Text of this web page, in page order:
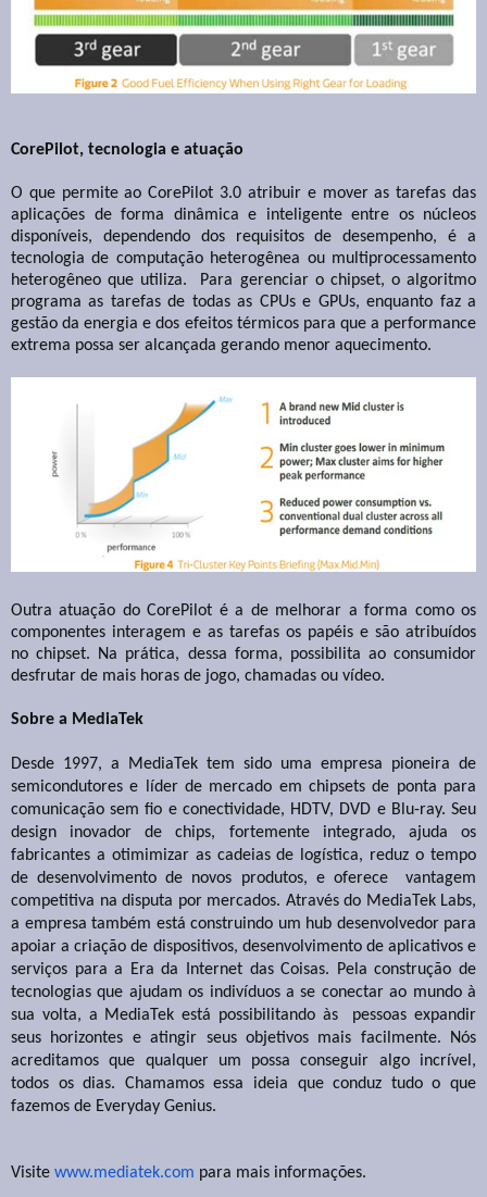
CorePilot, tecnologia e atuação
O que permite ao CorePilot 3.0 atribuir e mover as tarefas das
aplicações de forma dinâmica e inteligente entre os núcleos
disponíveis, dependendo dos requisitos de desempenho, é a
tecnologia de computação heterogênea ou multiprocessamento
heterogêneo que utiliza. Para gerenciar o chipset, o algoritmo
programa as tarefas de todas as CPUs e GPUs, enquanto faz a
gestão da energia e dos efeitos térmicos para que a performance
extrema possa ser alcançada gerando menor aquecimento.
Outra atuação do CorePilot é a de melhorar a forma como os
componentes interagem e as tarefas os papéis e são atribuídos
no chipset. Na prática, dessa forma, possibilita ao consumidor
desfrutar de mais horas de jogo, chamadas ou vídeo.
Sobre a MediaTek
Desde 1997, a MediaTek tem sido uma empresa pioneira de
semicondutores e líder de mercado em chipsets de ponta para
comunicação sem fio e conectividade, HDTV, DVD e Blu-ray. Seu
design inovador de chips, fortemente integrado, ajuda os
fabricantes a otimimizar as cadeias de logística, reduz o tempo
de desenvolvimento de novos produtos, e oferece vantagem
competitiva na disputa por mercados. Através do MediaTek Labs,
a empresa também está construindo um hub desenvolvedor para
apoiar a criação de dispositivos, desenvolvimento de aplicativos e
serviços para a Era da Internet das Coisas. Pela construção de
tecnologias que ajudam os indivíduos a se conectar ao mundo à
sua volta, a MediaTek está possibilitando às pessoas expandir
seus horizontes e atingir seus objetivos mais facilmente. Nós
acreditamos que qualquer um possa conseguir algo incrível,
todos os dias. Chamamos essa ideia que conduz tudo o que
fazemos de Everyday Genius.
Visite www.mediatek.com para mais informações.